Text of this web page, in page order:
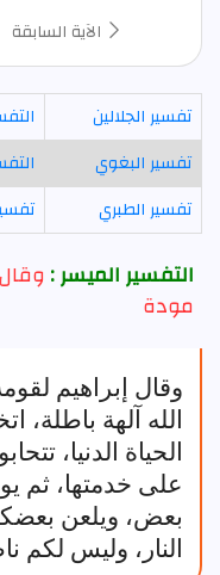
الآية السابقة
تفسير الجلالين
تفسير البغوي
تفسير الطبري
التفسير الميسر :
مودة
وقال إبراهيم
الله آلهة باطلة،
الحياة الدنيا،
على خدمتها، ثم
بعض، ويلعن
النار، وليس لكم